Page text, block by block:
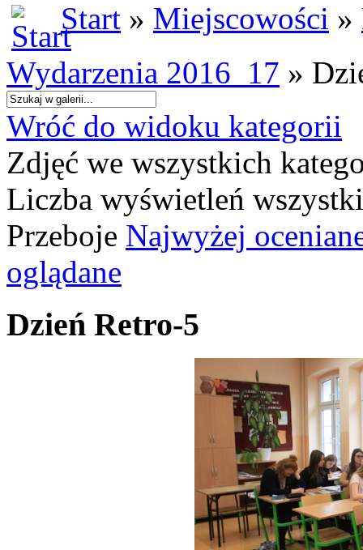
Start » Miejscowości »
Wydarzenia 2016_17 »
Wróć do widoku kategorii
Zdjęć we wszystkich
Liczba wyświetleń
Przeboje Najwyżej
oglądane
Dzień Retro-5